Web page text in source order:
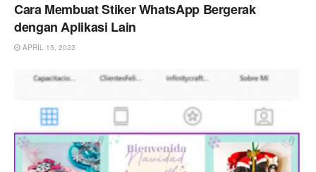
Cara Membuat Stiker WhatsApp Bergerak
dengan Aplikasi Lain
APRIL 15, 2023